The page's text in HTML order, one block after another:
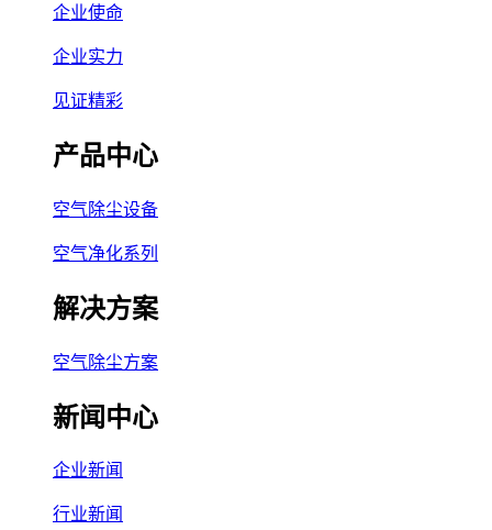
企业使命
企业实力
见证精彩
产品中心
空气除尘设备
空气净化系列
解决方案
空气除尘方案
新闻中心
企业新闻
行业新闻